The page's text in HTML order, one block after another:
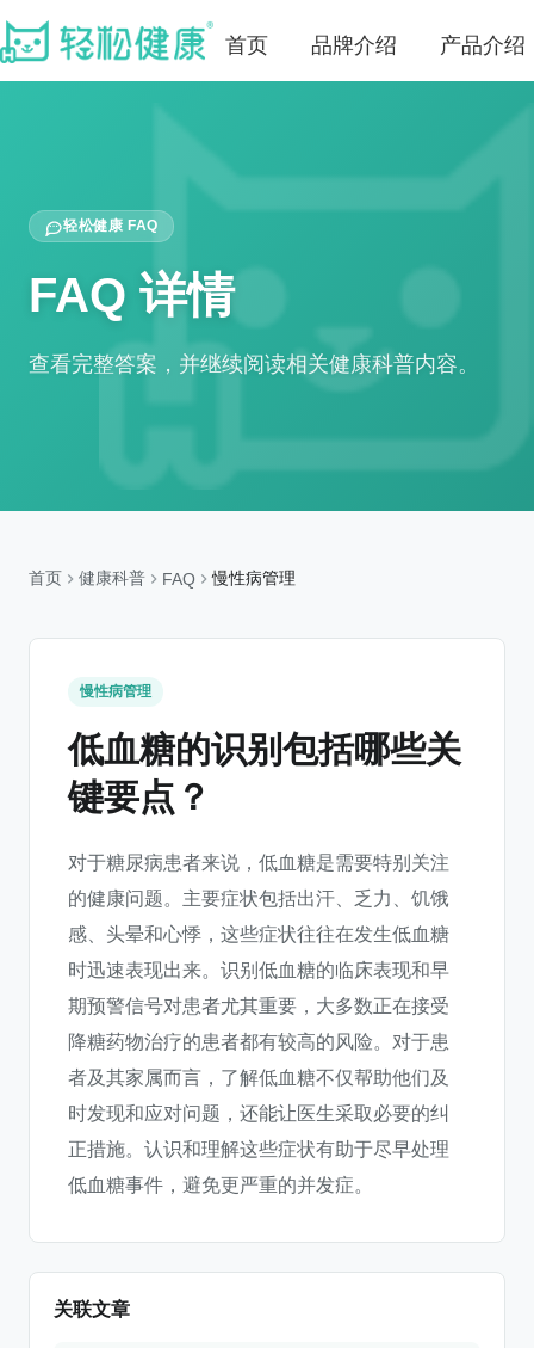
首页 品牌介绍 产品介绍
轻松健康 FAQ
FAQ 详情
查看完整答案，并继续阅读相关健康科普内容。
首页 健康科普 FAQ 慢性病管理
慢性病管理
低血糖的识别包括哪些关
键要点？
对于糖尿病患者来说，低血糖是需要特别关注
的健康问题。主要症状包括出汗、乏力、饥饿
感、头晕和心悸，这些症状往往在发生低血糖
时迅速表现出来。识别低血糖的临床表现和早
期预警信号对患者尤其重要，大多数正在接受
降糖药物治疗的患者都有较高的风险。对于患
者及其家属而言，了解低血糖不仅帮助他们及
时发现和应对问题，还能让医生采取必要的纠
正措施。认识和理解这些症状有助于尽早处理
低血糖事件，避免更严重的并发症。
关联文章